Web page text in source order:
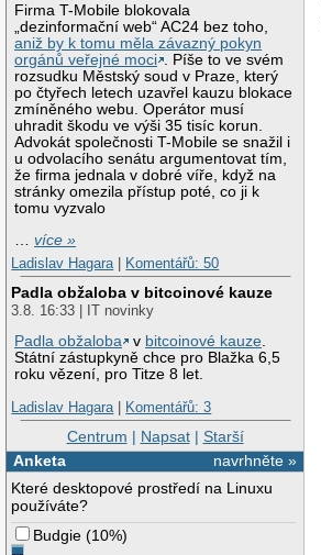
Firma T-Mobile blokovala
„dezinformační web“ AC24 bez toho,
aniž by k tomu měla závazný pokyn
orgánů veřejné moci
. Píše to ve svém
rozsudku Městský soud v Praze, který
po čtyřech letech uzavřel kauzu blokace
zmíněného webu. Operátor musí
uhradit škodu ve výši 35 tisíc korun.
Advokát společnosti T-Mobile se snažil i
u odvolacího senátu argumentovat tím,
že firma jednala v dobré víře, když na
stránky omezila přístup poté, co ji k
tomu vyzvalo
…více »
Ladislav Hagara| Komentářů: 50
Padla obžaloba v bitcoinové kauze
3.8. 16:33 | IT novinky
Padla obžaloba
v bitcoinové kauze.
Státní zástupkyně chce pro Blažka 6,5
roku vězení, pro Titze 8 let.
Ladislav Hagara| Komentářů: 3
Centrum | Napsat| Starší
navrhněte »
Anketa
Které desktopové prostředí na Linuxu
používáte?
Budgie (10%)